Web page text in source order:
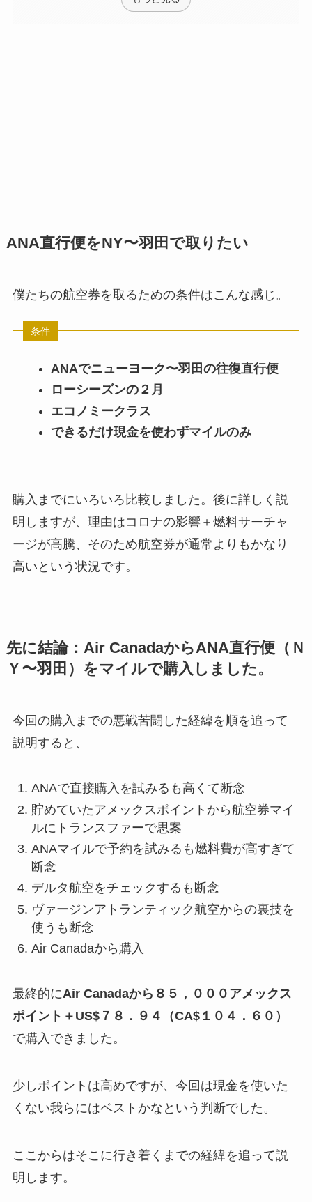
ANA直行便をNY〜羽田で取りたい
僕たちの航空券を取るための条件はこんな感じ。
ANAでニューヨーク〜羽田の往復直行便
ローシーズンの２月
エコノミークラス
できるだけ現金を使わずマイルのみ
購入までにいろいろ比較しました。後に詳しく説
明しますが、理由はコロナの影響＋燃料サーチャ
ージが高騰、そのため航空券が通常よりもかなり
高いという状況です。
先に結論：Air CanadaからANA直行便（Ｎ
Ｙ〜羽田）をマイルで購入しました。
今回の購入までの悪戦苦闘した経緯を順を追って
説明すると、
ANAで直接購入を試みるも高くて断念
貯めていたアメックスポイントから航空券マイ
ルにトランスファーで思案
ANAマイルで予約を試みるも燃料費が高すぎて
断念
デルタ航空をチェックするも断念
ヴァージンアトランティック航空からの裏技を
使うも断念
Air Canadaから購入
最終的にAir Canadaから８５，０００アメックス
ポイント＋US$７８．９４（CA$１０４．６０）
で購入できました。
少しポイントは高めですが、今回は現金を使いた
くない我らにはベストかなという判断でした。
ここからはそこに行き着くまでの経緯を追って説
明します。